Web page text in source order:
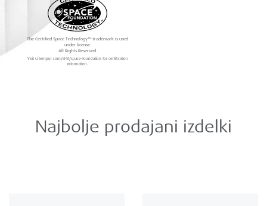
The Certified Space Technology™ trademark is used
under license.
All Rights Reserved.
Visit si.tempur.com/sl-SI/space-foundation for certification
information.
Najbolje prodajani izdelki